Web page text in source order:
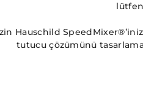
Hauschild
tutucu çözümünü